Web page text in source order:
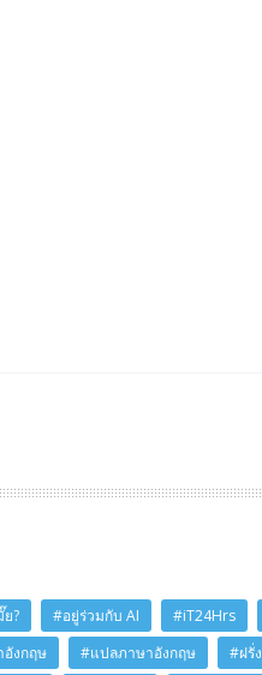
? #อยู่ร่วมกับ AI #iT24Hrs
อังกฤษ #แปลภาษาอังกฤษ #ฝรั่ง